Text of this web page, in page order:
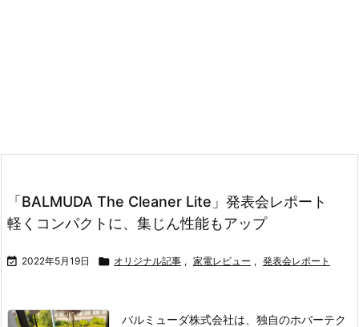
「BALMUDA The Cleaner Lite」発表会レポート
軽くコンパクトに、集じん性能もアップ
 2022年5月19日  オリジナル記事 , 家電レビュー , 発表会レポート
バルミューダ株式会社は、独自のホバーテク